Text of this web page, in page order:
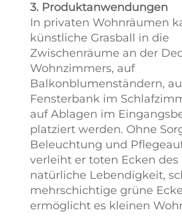
3. Produktanwendungen
In privaten Wohnräumen
künstliche Grasball in die
Zwischenräume an der
Wohnzimmers, auf
Balkonblumenständern,
Fensterbank im
auf Ablagen im
platziert werden. Ohne
Beleuchtung und
verleiht er toten Ecken des
natürliche Lebendigkeit,
mehrschichtige grüne
ermöglicht es kleinen